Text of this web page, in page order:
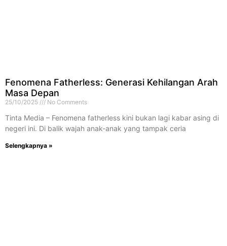
Fenomena Fatherless: Generasi Kehilangan Arah
Masa Depan
25/10/2025 No Comments
Tinta Media – Fenomena fatherless kini bukan lagi kabar asing di
negeri ini. Di balik wajah anak-anak yang tampak ceria
Selengkapnya »